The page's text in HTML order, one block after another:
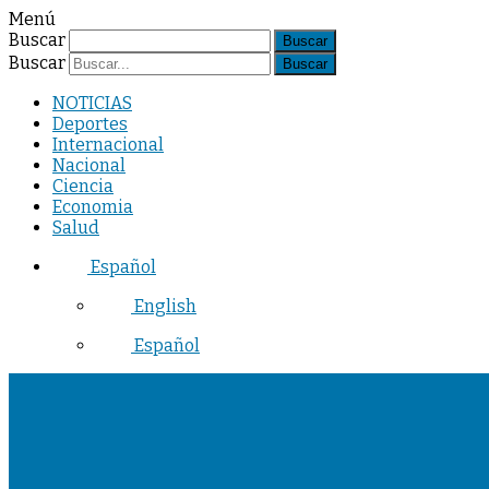
Menú
Buscar
Buscar
NOTICIAS
Deportes
Internacional
Nacional
Ciencia
Economia
Salud
Español
English
Español